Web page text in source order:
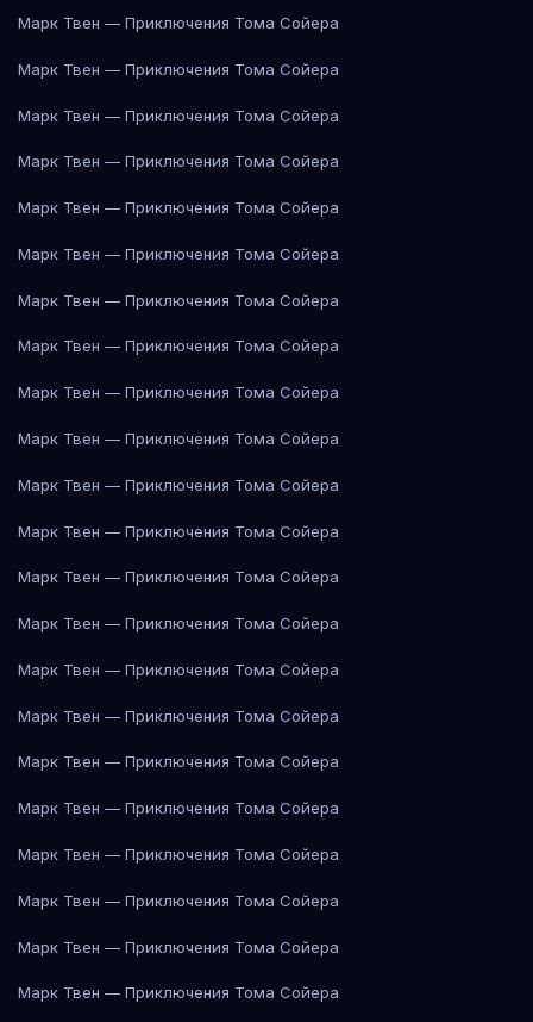
Марк Твен — Приключения Тома Сойера
Марк Твен — Приключения Тома Сойера
Марк Твен — Приключения Тома Сойера
Марк Твен — Приключения Тома Сойера
Марк Твен — Приключения Тома Сойера
Марк Твен — Приключения Тома Сойера
Марк Твен — Приключения Тома Сойера
Марк Твен — Приключения Тома Сойера
Марк Твен — Приключения Тома Сойера
Марк Твен — Приключения Тома Сойера
Марк Твен — Приключения Тома Сойера
Марк Твен — Приключения Тома Сойера
Марк Твен — Приключения Тома Сойера
Марк Твен — Приключения Тома Сойера
Марк Твен — Приключения Тома Сойера
Марк Твен — Приключения Тома Сойера
Марк Твен — Приключения Тома Сойера
Марк Твен — Приключения Тома Сойера
Марк Твен — Приключения Тома Сойера
Марк Твен — Приключения Тома Сойера
Марк Твен — Приключения Тома Сойера
Марк Твен — Приключения Тома Сойера